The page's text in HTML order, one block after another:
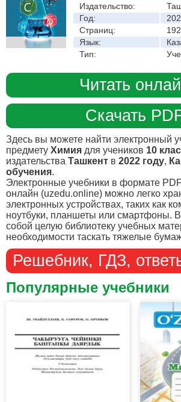
Издательство:
Год:
Страниц:
192
Язык:
Тип:
Читать
Скачать
Здесь вы можете найти электронный
предмету Химия для учеников 10
издательства Ташкент в 2022 году,
обучения.
Электронные учебники в формате
онлайн (uzedu.online) можно легко
электронных устройствах, таких как
ноутбуки, планшеты или смартфоны.
собой целую библиотеку учебных
необходимости таскать тяжелые
Решебник, ГДЗ,
Популярные учебники